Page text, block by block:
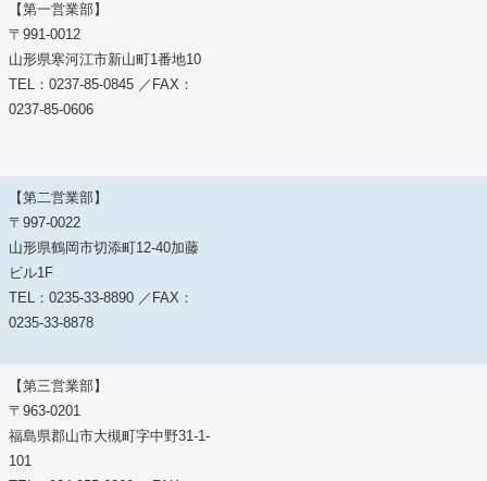
【第一営業部】
〒991-0012
山形県寒河江市新山町1番地10
TEL：0237-85-0845 ／FAX：
0237-85-0606
【第二営業部】
〒997-0022
山形県鶴岡市切添町12-40加藤
ビル1F
TEL：0235-33-8890 ／FAX：
0235-33-8878
【第三営業部】
〒963-0201
福島県郡山市大槻町字中野31-1-
101